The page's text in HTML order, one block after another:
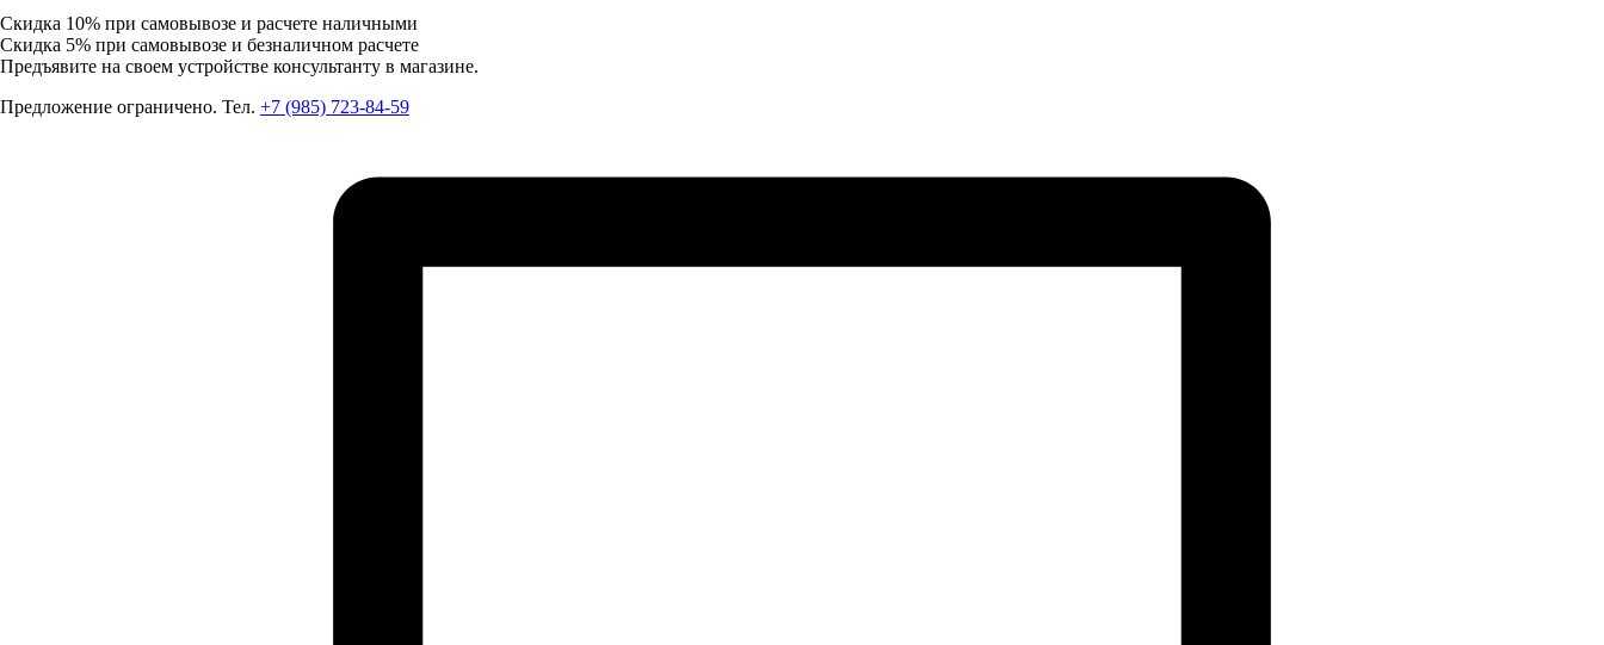
Скидка 10% при самовывозе и расчете наличными
Скидка 5% при самовывозе и безналичном расчете
Предъявите на своем устройстве консультанту в магазине.
Предложение ограничено. Тел. +7 (985) 723-84-59